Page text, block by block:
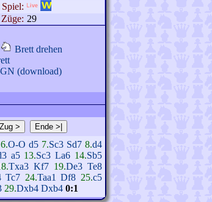
Spiel:
Züge: 29
Brett drehen
(download)
6.O-O d5 7.Sc3 Sd7 8.d4
a5 13.Sc3 La6 14.Sb5
Txa3 Kf7 19.De3 Te8
Tc7 24.Taa1 Df8 25.c5
29.Dxb4 Dxb4 0:1